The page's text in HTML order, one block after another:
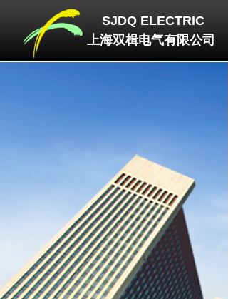
上海双楫电气有限公司
SJDQ ELECTRIC